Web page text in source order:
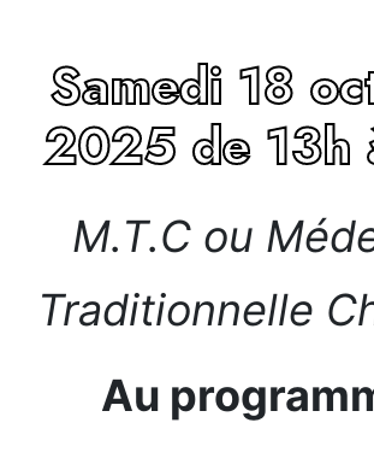
Samedi 18
2025 de 13h
M.T.C ou
Traditionnelle
Au